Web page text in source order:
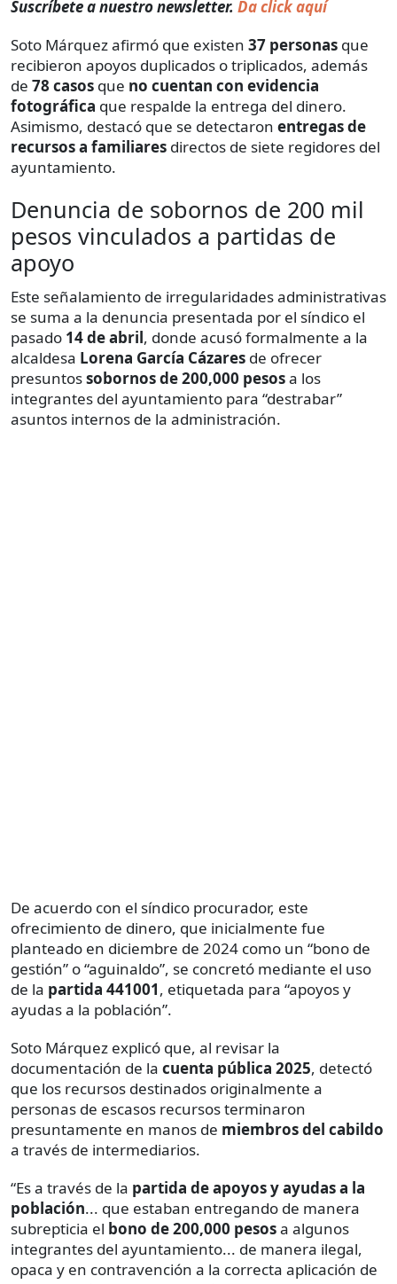
Suscríbete a nuestro newsletter. Da click aquí
Soto Márquez afirmó que existen 37 personas que
recibieron apoyos duplicados o triplicados, además
de 78 casos que no cuentan con evidencia
fotográfica que respalde la entrega del dinero.
Asimismo, destacó que se detectaron entregas de
recursos a familiares directos de siete regidores del
ayuntamiento.
Denuncia de sobornos de 200 mil
pesos vinculados a partidas de
apoyo
Este señalamiento de irregularidades administrativas
se suma a la denuncia presentada por el síndico el
pasado 14 de abril, donde acusó formalmente a la
alcaldesa Lorena García Cázares de ofrecer
presuntossobornos de 200,000 pesosa los
integrantes del ayuntamiento para “destrabar”
asuntos internos de la administración.
De acuerdo con el síndico procurador, este
ofrecimiento de dinero, que inicialmente fue
planteado en diciembre de 2024 como un “bono de
gestión” o “aguinaldo”, se concretó mediante el uso
de la partida 441001, etiquetada para “apoyos y
ayudas a la población”.
Soto Márquez explicó que, al revisar la
documentación de la cuenta pública 2025, detectó
que los recursos destinados originalmente a
personas de escasos recursos terminaron
presuntamente en manos de miembros del cabildo
a través de intermediarios.
“Es a través de la partida de apoyos y ayudas a la
población... que estaban entregando de manera
subrepticia el bono de 200,000 pesosa algunos
integrantes del ayuntamiento... de manera ilegal,
opaca y en contravención a la correcta aplicación de